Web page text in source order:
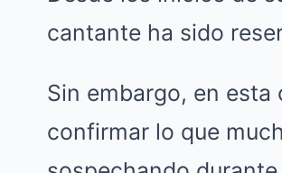
cantante ha sido
Sin embargo, en
confirmar lo que